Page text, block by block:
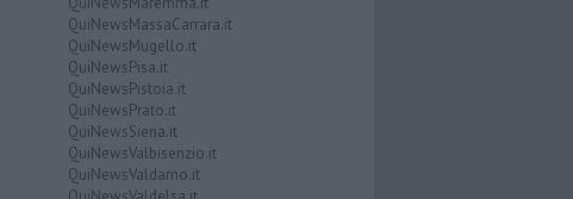
QuiNewsMassaCarrara.it
QuiNewsMugello.it
QuiNewsPisa.it
QuiNewsPistoia.it
QuiNewsPrato.it
QuiNewsSiena.it
QuiNewsValbisenzio.it
QuiNewsValdarno.it